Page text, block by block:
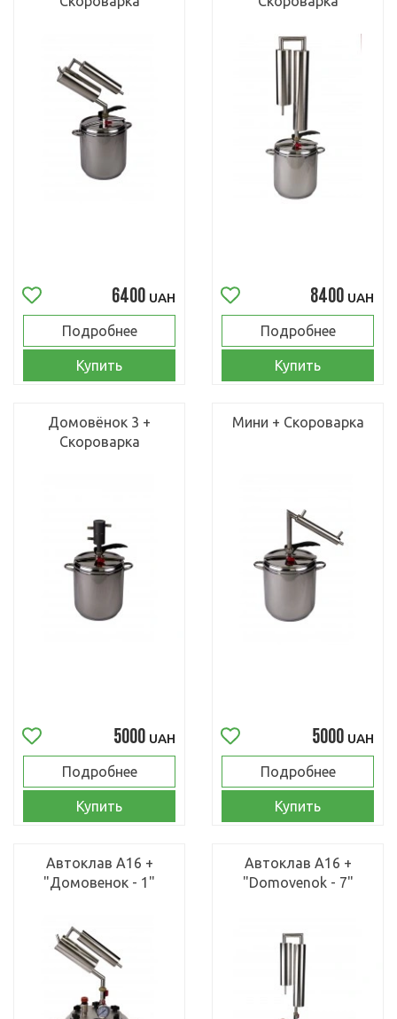
6400 UAH
Подробнее
Купить
8400 UAH
Подробнее
Купить
Домовёнок 3 +
Скороварка
5000 UAH
Подробнее
Купить
Мини + Скороварка
5000 UAH
Подробнее
Купить
Автоклав А16 +
"Домовенок - 1"
Автоклав А16 +
"Domovenok - 7"